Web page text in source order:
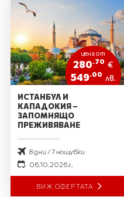
цена от
280 .70 €
549.00 лв.
ИСТАНБУЛ И
КАПАДОКИЯ –
ЗАПОМНЯЩО
ПРЕЖИВЯВАНЕ
8 дни / 7 нощувки
06.10.2026 г.
ВИЖ ОФЕРТАТА